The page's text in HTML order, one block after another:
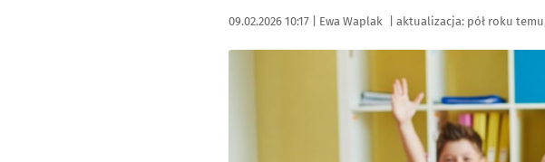
Data publikacji:
09.02.2026 10:17 | Autor:
Ewa Waplak aktualizacja: pół roku
Kliknij, aby powiększyć